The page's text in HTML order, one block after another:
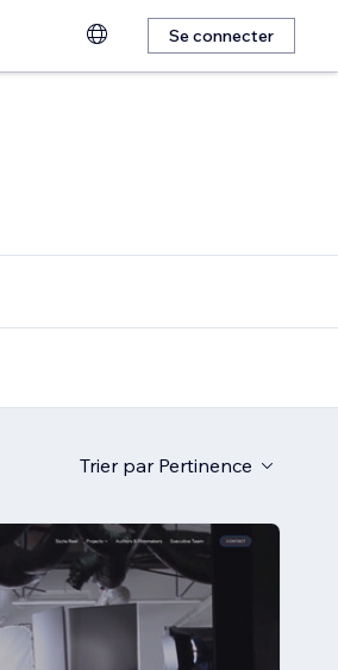
Se connecter
Trier par Pertinence